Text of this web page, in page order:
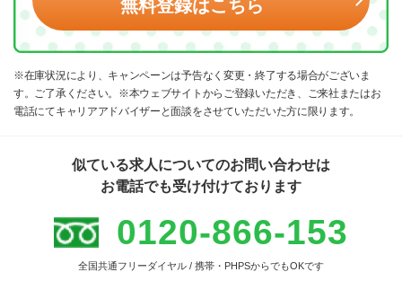
無料登録はこちら
※在庫状況により、キャンペーンは予告なく変更・終了する場合がございま
す。ご了承ください。※本ウェブサイトからご登録いただき、ご来社またはお
電話にてキャリアアドバイザーと面談をさせていただいた方に限ります。
似ている求人についてのお問い合わせは
お電話でも受け付けております
0120-866-153
全国共通フリーダイヤル / 携帯・PHPSからでもOKです